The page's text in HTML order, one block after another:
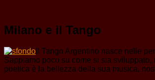
Milano e il Tango
Il Tango Argentino nasce nelle
Sappiamo poco su come si sia
poetica è la bellezza della sua musica,